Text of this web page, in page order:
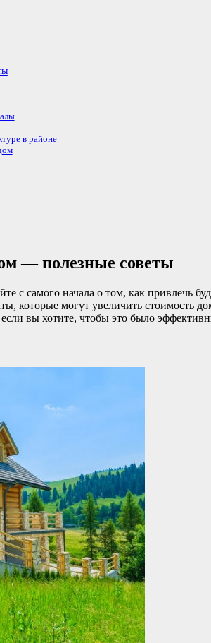
в районе
— полезные советы
с самого начала о том, как привлечь
которые могут увеличить стоимость
вы хотите, чтобы это было